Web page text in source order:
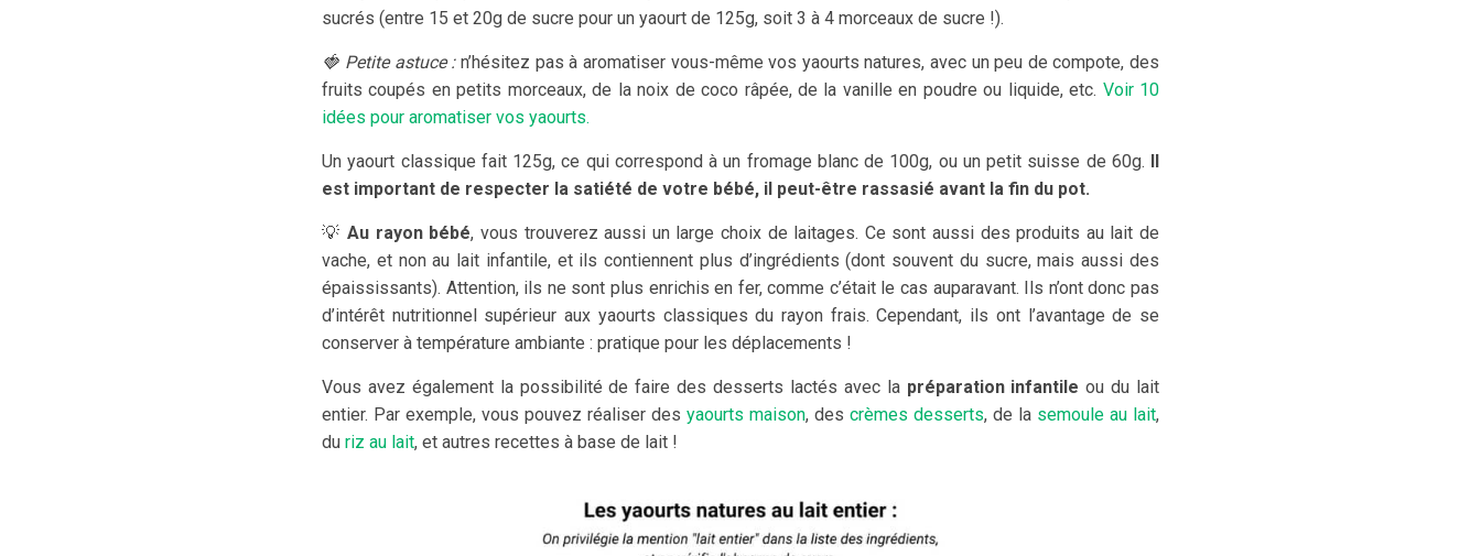
sucrés (entre 15 et 20g de sucre pour un yaourt de 125g, soit 3 à 4 morceaux de sucre !).
🍓 Petite astuce :n’hésitez pas à aromatiser vous-même vos yaourts natures, avec un peu de compote, des
fruits coupés en petits morceaux, de la noix de coco râpée, de la vanille en poudre ou liquide, etc. Voir 10
idées pour aromatiser vos yaourts.
Un yaourt classique fait 125g, ce qui correspond à un fromage blanc de 100g, ou un petit suisse de 60g. Il
est important de respecter la satiété de votre bébé, il peut-être rassasié avant la fin du pot.
💡Au rayon bébé, vous trouverez aussi un large choix de laitages. Ce sont aussi des produits au lait de
vache, et non au lait infantile, et ils contiennent plus d’ingrédients (dont souvent du sucre, mais aussi des
épaississants). Attention, ils ne sont plus enrichis en fer, comme c’était le cas auparavant. Ils n’ont donc pas
d’intérêt nutritionnel supérieur aux yaourts classiques du rayon frais. Cependant, ils ont l’avantage de se
conserver à température ambiante : pratique pour les déplacements !
Vous avez également la possibilité de faire des desserts lactés avec la préparation infantile ou du lait
entier. Par exemple, vous pouvez réaliser des yaourts maison, des crèmes desserts, de la semoule au lait,
du riz au lait, et autres recettes à base de lait !